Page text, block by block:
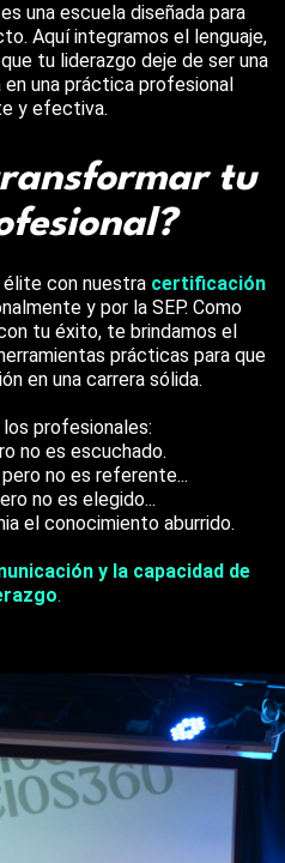
una escuela diseñada para
Aquí integramos el lenguaje,
tu liderazgo deje de ser una
una práctica profesional
y efectiva.
tu
con nuestra certificación
y por la SEP. Como
tu éxito, te brindamos el
prácticas para que
en una carrera sólida.
profesionales:
no es escuchado.
no es referente...
no es elegido...
el conocimiento aburrido.
y la capacidad de
.